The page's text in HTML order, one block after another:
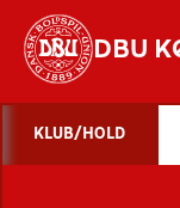
DBU
KLUB/HOLD